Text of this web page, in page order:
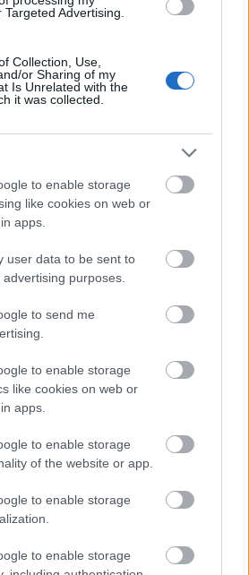
Advertising.
Collection, Use,
or Sharing of my
Is Unrelated with the
it was collected.
to enable storage
like cookies on web or
apps.
user data to be sent to
purposes.
to send me
to enable storage
like cookies on web or
apps.
to enable storage
of the website or app.
to enable storage
to enable storage
még kb. 10 másik megyében is
a felszabadulo baziszeles
Mivel a digitalis mar most
a foldfelszinen, es kb. ennek
kikapcs az analog, akkor...?
a sztoriban azon tul, hogy
azt le kell kapcsolni -
csak kell legyen egy digitalis,